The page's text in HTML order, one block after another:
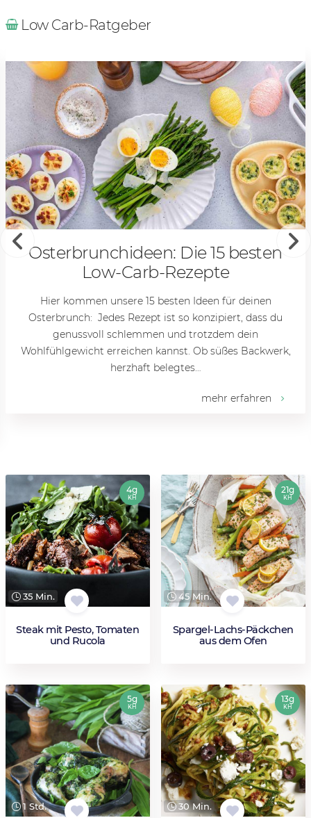
Low Carb-Ratgeber
Osterbrunchideen: Die 15 besten
Low-Carb-Rezepte
Hier kommen unsere 15 besten Ideen für deinen
Osterbrunch: Jedes Rezept ist so konzipiert, dass du
genussvoll schlemmen und trotzdem dein
Wohlfühlgewicht erreichen kannst. Ob süßes Backwerk,
herzhaft belegtes…
mehr erfahren
35 Min.
Steak mit Pesto, Tomaten
und Rucola
4g
KH
45 Min.
Spargel-Lachs-Päckchen
aus dem Ofen
21g
KH
1 Std.
5g
KH
30 Min.
13g
KH